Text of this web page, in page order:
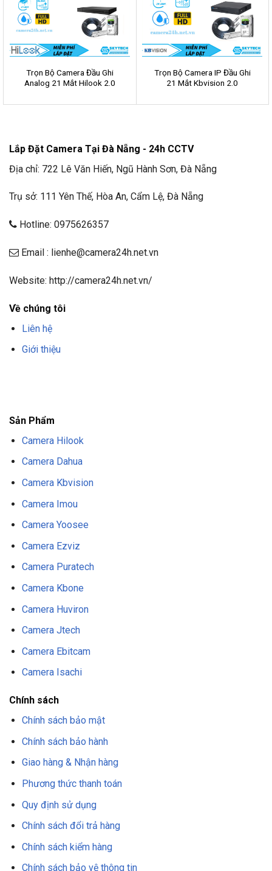
Trọn Bộ Camera Đầu Ghi
Analog 21 Mắt Hilook 2.0
Trọn Bộ Camera IP Đầu Ghi
21 Mắt Kbvision 2.0
Lắp Đặt Camera Tại Đà Nẵng - 24h CCTV
Địa chỉ: 722 Lê Văn Hiến, Ngũ Hành Sơn, Đà Nẵng
Trụ sở: 111 Yên Thế, Hòa An, Cẩm Lệ, Đà Nẵng
Hotline: 0975626357
Email : lienhe@camera24h.net.vn
Website: http://camera24h.net.vn/
Về chúng tôi
Liên hệ
Giới thiệu
Sản Phẩm
Camera Hilook
Camera Dahua
Camera Kbvision
Camera Imou
Camera Yoosee
Camera Ezviz
Camera Puratech
Camera Kbone
Camera Huviron
Camera Jtech
Camera Ebitcam
Camera Isachi
Chính sách
Chính sách bảo mật
Chính sách bảo hành
Giao hàng & Nhận hàng
Phương thức thanh toán
Quy định sử dụng
Chính sách đổi trả hàng
Chính sách kiểm hàng
Chính sách bảo vệ thông tin